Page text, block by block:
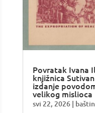
Povratak Ivana
knjižnica
izdanje
velikog mislioca
svi 22, 2026|